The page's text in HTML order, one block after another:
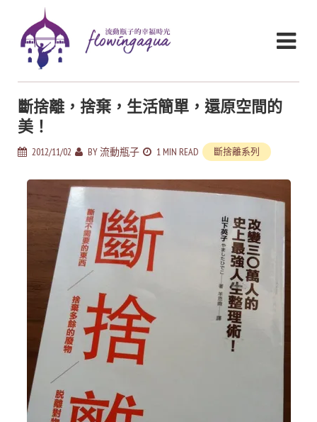
斷捨離，捨棄，生活簡單，還原空間的
美！
2012/11/02 BY流動瓶子 1 MIN READ 斷捨離系列